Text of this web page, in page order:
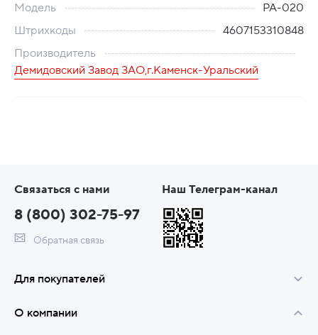
Модель
PA-020
Штрихкоды
4607153310848
Производитель
Демидовский Завод ЗАО,г.Каменск-Уральский
Связаться с нами
8 (800) 302-75-97
Обратная связь
Наш Телеграм-канал
Для покупателей
О компании